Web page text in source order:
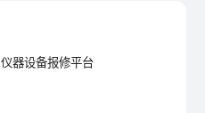
仪器设备报修平台